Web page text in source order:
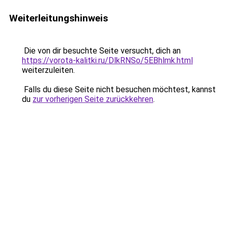
Weiterleitungshinweis
Die von dir besuchte Seite versucht, dich an
https://vorota-kalitki.ru/DlkRNSo/5EBhlmk.html
weiterzuleiten.
Falls du diese Seite nicht besuchen möchtest, kannst
du zur vorherigen Seite zurückkehren.